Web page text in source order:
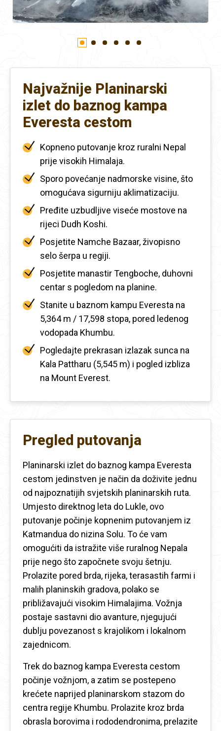
Najvažnije Planinarski
izlet do baznog kampa
Everesta cestom
Kopneno putovanje kroz ruralni Nepal
prije visokih Himalaja.
Sporo povećanje nadmorske visine, što
omogućava sigurniju aklimatizaciju.
Pređite uzbudljive viseće mostove na
rijeci Dudh Koshi.
Posjetite Namche Bazaar, živopisno
selo šerpa u regiji.
Posjetite manastir Tengboche, duhovni
centar s pogledom na planine.
Stanite u baznom kampu Everesta na
5,364 m / 17,598 stopa, pored ledenog
vodopada Khumbu.
Pogledajte prekrasan izlazak sunca na
Kala Pattharu (5,545 m) i pogled izbliza
na Mount Everest.
Pregled putovanja
Planinarski izlet do baznog kampa Everesta
cestom jedinstven je način da doživite jednu
od najpoznatijih svjetskih planinarskih ruta.
Umjesto direktnog leta do Lukle, ovo
putovanje počinje kopnenim putovanjem iz
Katmandua do nizina Solu. To će vam
omogućiti da istražite više ruralnog Nepala
prije nego što započnete svoju šetnju.
Prolazite pored brda, rijeka, terasastih farmi i
malih planinskih gradova, polako se
približavajući visokim Himalajima. Vožnja
postaje sastavni dio avanture, njegujući
dublju povezanost s krajolikom i lokalnom
zajednicom.
Trek do baznog kampa Everesta cestom
počinje vožnjom, a zatim se postepeno
krećete naprijed planinarskom stazom do
centra regije Khumbu. Prolazite kroz brda
obrasla borovima i rododendronima, prelazite